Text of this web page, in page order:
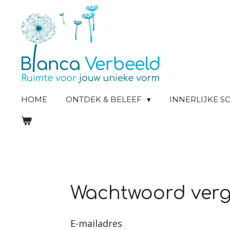
direct
hoofdinhoud
HOME ONTDEK & BELEEF INNERLIJKE
Wachtwoord
E-mailadres